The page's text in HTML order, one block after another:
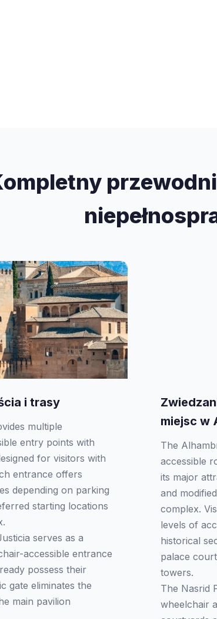
i trasy
multiple
entry points with
for visitors with
entrance offers
depending on parking
starting locations
serves as a
accessible entrance
possess their
gate eliminates the
main pavilion
miejsc w
The
accessible
its major
and
complex.
levels of
historical
palace
towers.
The Nasrid
wheelchair